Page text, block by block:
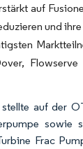
auf
und
auf der
sowie
Frac